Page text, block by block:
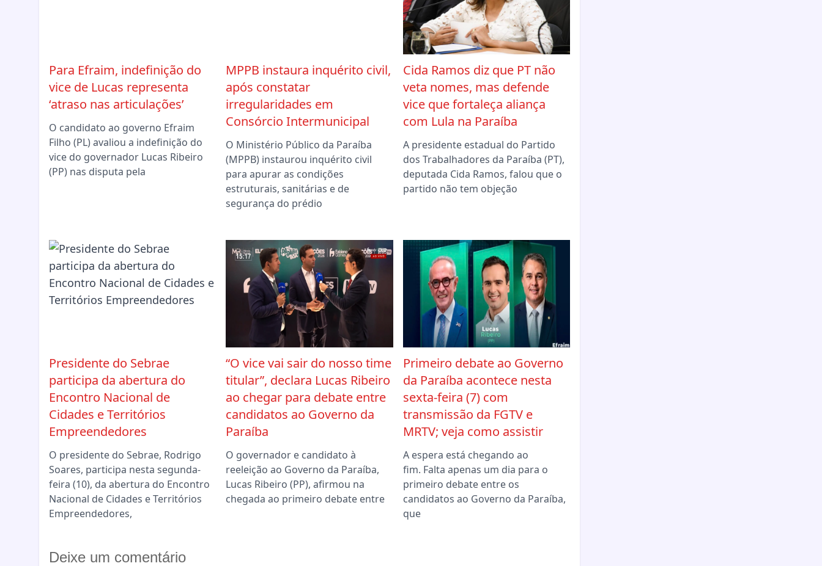
Para Efraim, indefinição do
vice de Lucas representa
‘atraso nas articulações’
O candidato ao governo Efraim
Filho (PL) avaliou a indefinição do
vice do governador Lucas Ribeiro
(PP) nas disputa pela
MPPB instaura inquérito civil,
após constatar
irregularidades em
Consórcio Intermunicipal
O Ministério Público da Paraíba
(MPPB) instaurou inquérito civil
para apurar as condições
estruturais, sanitárias e de
segurança do prédio
Cida Ramos diz que PT não
veta nomes, mas defende
vice que fortaleça aliança
com Lula na Paraíba
A presidente estadual do Partido
dos Trabalhadores da Paraíba (PT),
deputada Cida Ramos, falou que o
partido não tem objeção
Presidente do Sebrae
participa da abertura do
Encontro Nacional de
Cidades e Territórios
Empreendedores
O presidente do Sebrae, Rodrigo
Soares, participa nesta segunda-
feira (10), da abertura do Encontro
Nacional de Cidades e Territórios
Empreendedores,
“O vice vai sair do nosso time
titular”, declara Lucas Ribeiro
ao chegar para debate entre
candidatos ao Governo da
Paraíba
O governador e candidato à
reeleição ao Governo da Paraíba,
Lucas Ribeiro (PP), afirmou na
chegada ao primeiro debate entre
Primeiro debate ao Governo
da Paraíba acontece nesta
sexta-feira (7) com
transmissão da FGTV e
MRTV; veja como assistir
A espera está chegando ao
fim. Falta apenas um dia para o
primeiro debate entre os
candidatos ao Governo da Paraíba,
que
Deixe um comentário